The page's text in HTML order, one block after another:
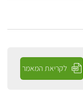
לקריאת המאמר